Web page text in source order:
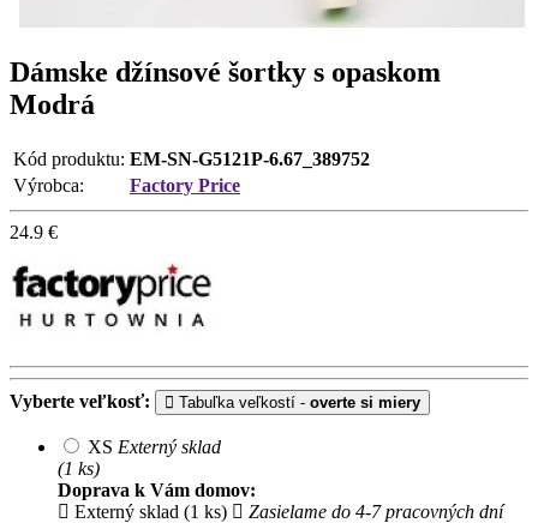
Dámske džínsové šortky s opaskom
Modrá
Kód produktu: EM-SN-G5121P-6.67_389752
Výrobca:
Factory Price
24.9 €
Vyberte veľkosť: Tabuľka veľkostí - overte si miery
XS Externý sklad
(1 ks)
Doprava k Vám domov:
Externý sklad (1 ks)
Zasielame do 4-7 pracovných dní